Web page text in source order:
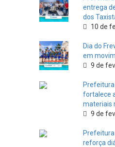
entrega
dos
10 de
Dia do
em
9 de
fortalece
materiais
9 de
reforça